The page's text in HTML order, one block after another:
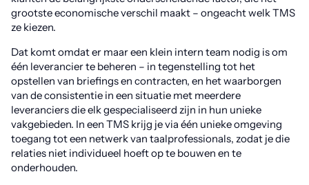
grootste economische verschil maakt – ongeacht welk TMS
ze kiezen.
Dat komt omdat er maar een klein intern team nodig is om
één leverancier te beheren – in tegenstelling tot het
opstellen van briefings en contracten, en het waarborgen
van de consistentie in een situatie met meerdere
leveranciers die elk gespecialiseerd zijn in hun unieke
vakgebieden. In een TMS krijg je via één unieke omgeving
toegang tot een netwerk van taalprofessionals, zodat je die
relaties niet individueel hoeft op te bouwen en te
onderhouden.